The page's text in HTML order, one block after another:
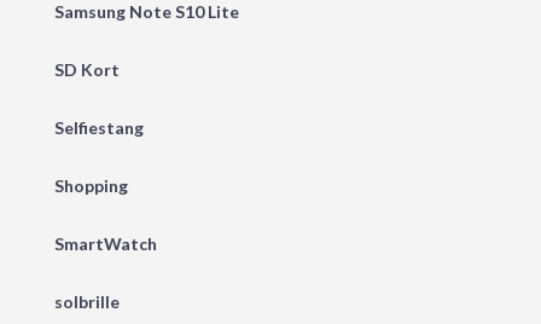
Samsung Note S10 Lite
SD Kort
Selfiestang
Shopping
SmartWatch
solbrille